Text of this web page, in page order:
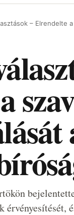
– Elrendelte